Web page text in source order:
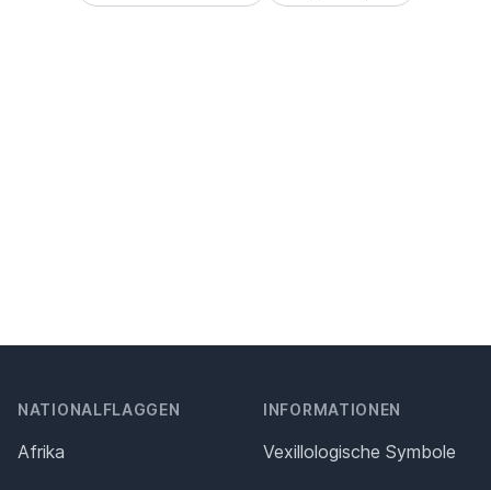
NATIONALFLAGGEN
Afrika
INFORMATIONEN
Vexillologische Symbole